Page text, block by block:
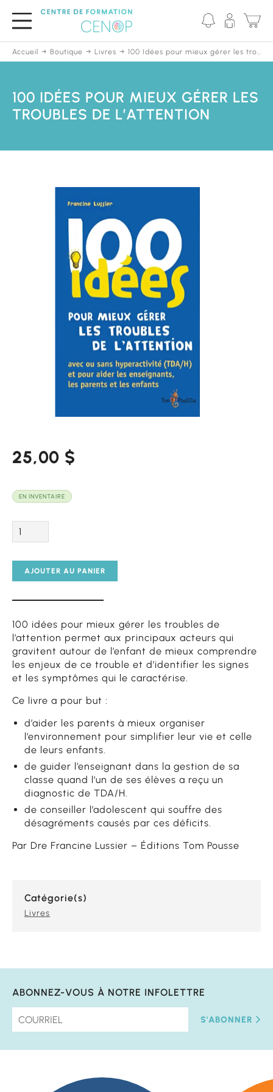
principal
Accueil Boutique Livres 100 Idées pour mieux gérer les troubles de l’attention
100 IDÉES POUR MIEUX GÉRER LES
TROUBLES DE L’ATTENTION
Catégorie(s)
Livres
25,00 $
EN INVENTAIRE
Quantité
AJOUTER AU PANIER
100 idées pour mieux gérer les troubles de
l’attention permet aux principaux acteurs qui
gravitent autour de l’enfant de mieux comprendre
les enjeux de ce trouble et d’identifier les signes
et les symptômes qui le caractérise.
Ce livre a pour but :
d’aider les parents à mieux organiser
l’environnement pour simplifier leur vie et celle
de leurs enfants.
de guider l’enseignant dans la gestion de sa
classe quand l’un de ses élèves a reçu un
diagnostic de TDA/H.
de conseiller l’adolescent qui souffre des
désagréments causés par ces déficits.
Par Dre Francine Lussier – Éditions Tom Pousse
ABONNEZ-VOUS À NOTRE INFOLETTRE
S'ABONNER